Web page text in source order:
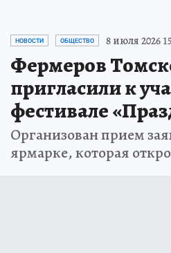
НОВОСТИ ОБЩЕСТВО 8 июля 2026
Фермеров
пригласили к
фестивале
Организован прием
ярмарке, которая